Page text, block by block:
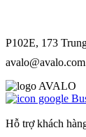
P102E, 173
Hỗ trợ khách